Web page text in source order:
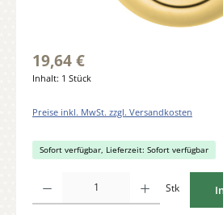
19,64 €
Inhalt: 1 Stück
Preise inkl. MwSt. zzgl. Versandkosten
Sofort verfügbar, Lieferzeit: Sofort verfügbar
Stk